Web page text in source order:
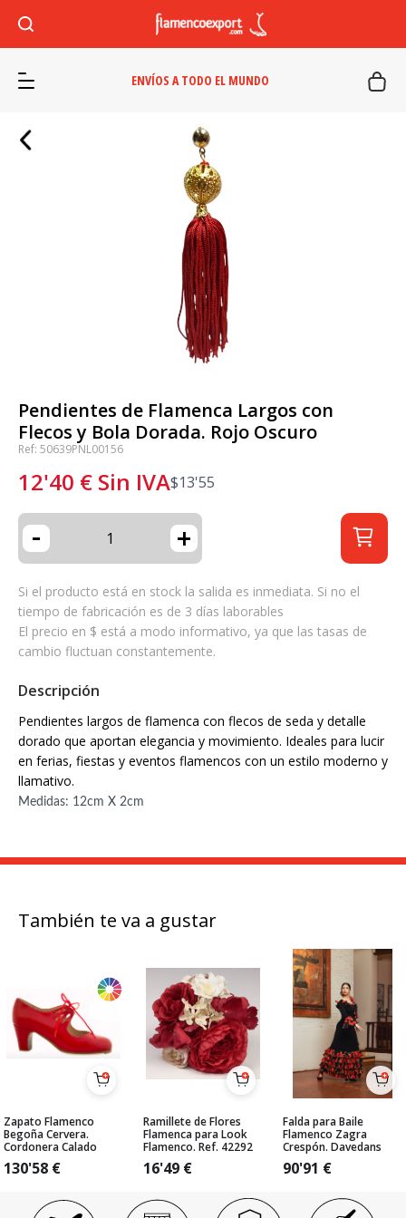
ENVÍOS A TODO EL MUNDO
Pendientes de Flamenca Largos con
Flecos y Bola Dorada. Rojo Oscuro
Ref: 50639PNL00156
12'40 € Sin IVA$13'55
- +
Si el producto está en stock la salida es inmediata. Si no el
tiempo de fabricación es de 3 días laborables
El precio en $ está a modo informativo, ya que las tasas de
cambio fluctuan constantemente.
Descripción
Pendientes largos de flamenca con flecos de seda y detalle
dorado que aportan elegancia y movimiento. Ideales para lucir
en ferias, fiestas y eventos flamencos con un estilo moderno y
llamativo.
Medidas: 12cm X 2cm
También te va a gustar
Zapato Flamenco
Begoña Cervera.
Cordonera Calado
130'58 €
Ramillete de Flores
Flamenca para Look
Flamenco. Ref. 42292
16'49 €
Falda para Baile
Flamenco Zagra
Crespón. Davedans
90'91 €